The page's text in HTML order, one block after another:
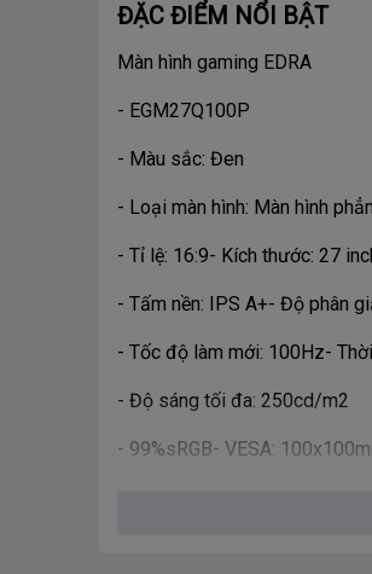
ĐẶC ĐIỂM NỔI BẬT
Màn hình gaming EDRA
- EGM27Q100P
- Màu sắc: Đen
- Loại màn hình: Màn hình
- Tỉ lệ: 16:9- Kích thước: 27
- Tấm nền: IPS A+- Độ phân
- Tốc độ làm mới: 100Hz-
- Độ sáng tối đa: 250cd/m2
- 99%sRGB- VESA:
- Chân điều chỉnh-Phụ kiện: